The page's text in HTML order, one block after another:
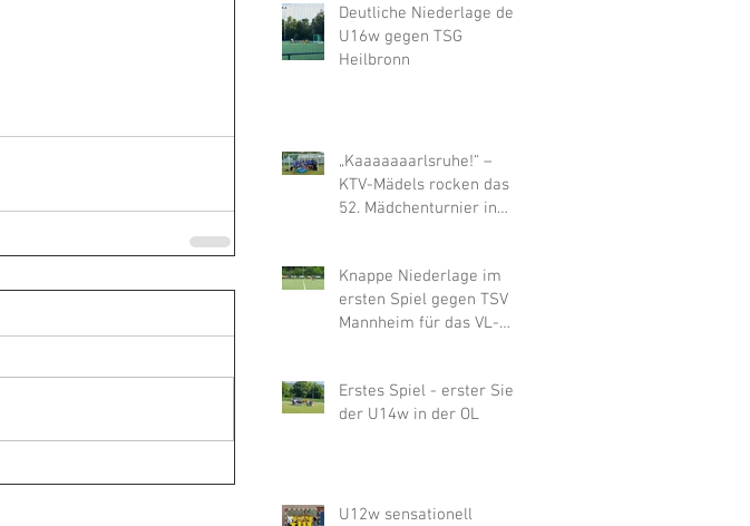
Deutliche Niederlage der
U16w gegen TSG
Heilbronn
„Kaaaaaaarlsruhe!“ –
KTV-Mädels rocken das
52. Mädchenturnier in
Knappe Niederlage im
ersten Spiel gegen TSV
Mannheim für das VL-
Merzhausen
Erstes Spiel - erster Sieg
der U14w in der OL
U12w sensationell